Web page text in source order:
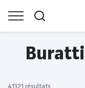
41321 résultats